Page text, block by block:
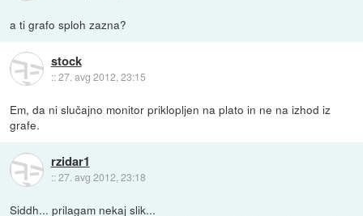
a ti grafo sploh zazna?
stock
::27. avg 2012, 23:15
Em, da ni slučajno monitor priklopljen na plato in ne na izhod iz
grafe.
rzidar1
::27. avg 2012, 23:18
Siddh... prilagam nekaj slik...